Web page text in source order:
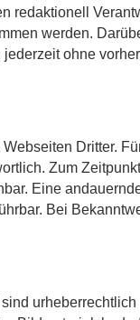
redaktionell
werden.
ohne
Dritter.
Zum
Eine
Bei